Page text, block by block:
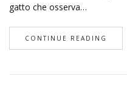
gatto che osserva…
CONTINUE READING